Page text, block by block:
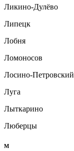
Ликино-Дулёво
Липецк
Лобня
Ломоносов
Лосино-Петровский
Луга
Лыткарино
Люберцы
М